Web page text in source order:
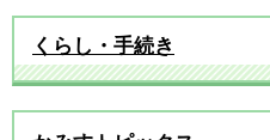
くらし・手続き